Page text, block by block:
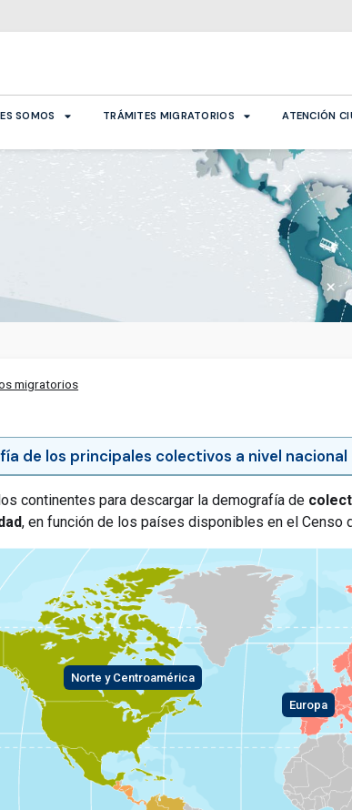
SOMOS TRÁMITES MIGRATORIOS ATENCIÓN
migratorios
de los principales colectivos a nivel nacional
continentes para descargar la demografía de
, en función de los países disponibles en el Censo
Norte y Centroamérica
Europa